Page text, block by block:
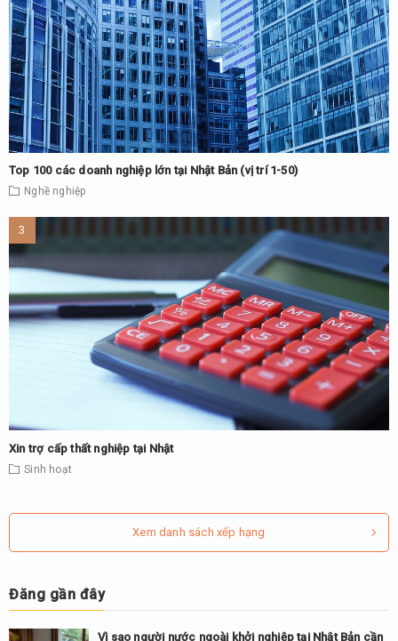
Top 100 các doanh nghiệp lớn tại Nhật Bản (vị trí 1-50)
Nghề nghiệp
Xin trợ cấp thất nghiệp tại Nhật
Sinh hoạt
Xem danh sách xếp hạng
Đăng gần đây
Vì sao người nước ngoài khởi nghiệp tại Nhật Bản cần